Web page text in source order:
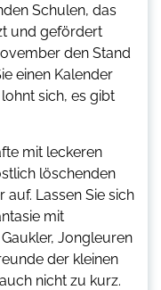
Schulen, das
und gefördert
den Stand
einen Kalender
sich, es gibt
mit leckeren
löschenden
Lassen Sie sich
mit
Jongleuren
der kleinen
nicht zu kurz.